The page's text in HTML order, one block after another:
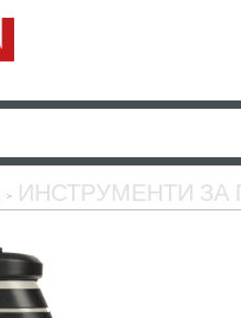
> ИНСТРУМЕНТИ